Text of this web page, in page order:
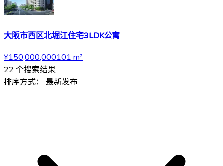
大阪市西区北堀江住宅3LDK公寓
¥150,000,000101 m²
22 个搜索结果
排序方式：
最新发布